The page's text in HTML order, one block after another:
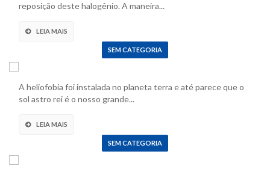
reposição deste halogênio. A maneira...
LEIA MAIS
SEM CATEGORIA
A heliofobia foi instalada no planeta terra e até parece que o
sol astro rei é o nosso grande...
LEIA MAIS
SEM CATEGORIA